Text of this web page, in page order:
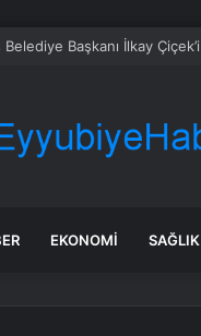
Rüyası Gerçekleşemiyor
EKONOMI SAĞLIK